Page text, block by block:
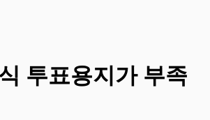
투표용지가 부족